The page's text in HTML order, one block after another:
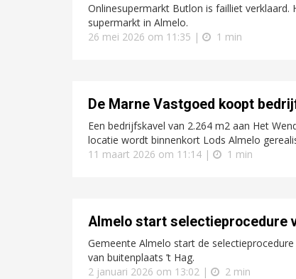
Onlinesupermarkt Butlon is failliet
supermarkt in Almelo.
26 mei 2026 om 11:35 |
1 min
De Marne Vastgoed koopt
Een bedrijfskavel van 2.264 m2 aan Het
locatie wordt binnenkort Lods Almelo
11 maart 2026 om 11:14 |
1 min
Almelo start selectieprocedure
Gemeente Almelo start de
van buitenplaats ’t Hag.
2 januari 2026 om 13:02 |
2 min